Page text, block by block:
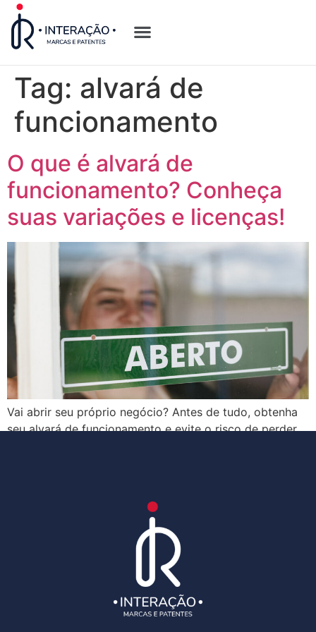
Tag: alvará de
funcionamento
O que é alvará de
funcionamento? Conheça
suas variações e licenças!
Vai abrir seu próprio negócio? Antes de tudo, obtenha
seu alvará de funcionamento e evite o risco de perder